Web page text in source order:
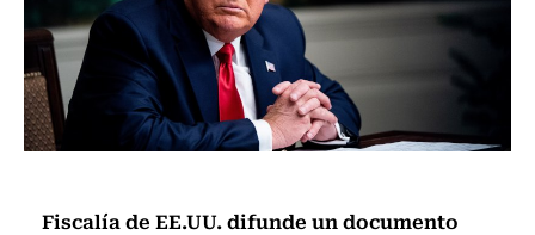
Fiscalía de EE.UU. difunde un documento